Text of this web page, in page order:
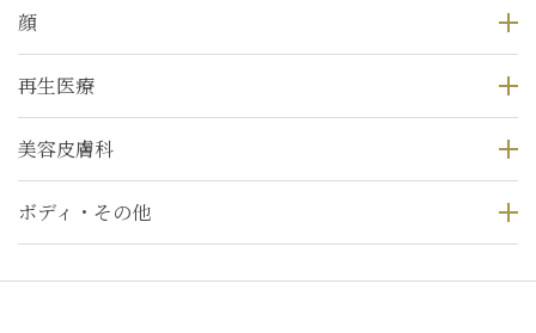
顔
再生医療
美容皮膚科
ボディ・その他